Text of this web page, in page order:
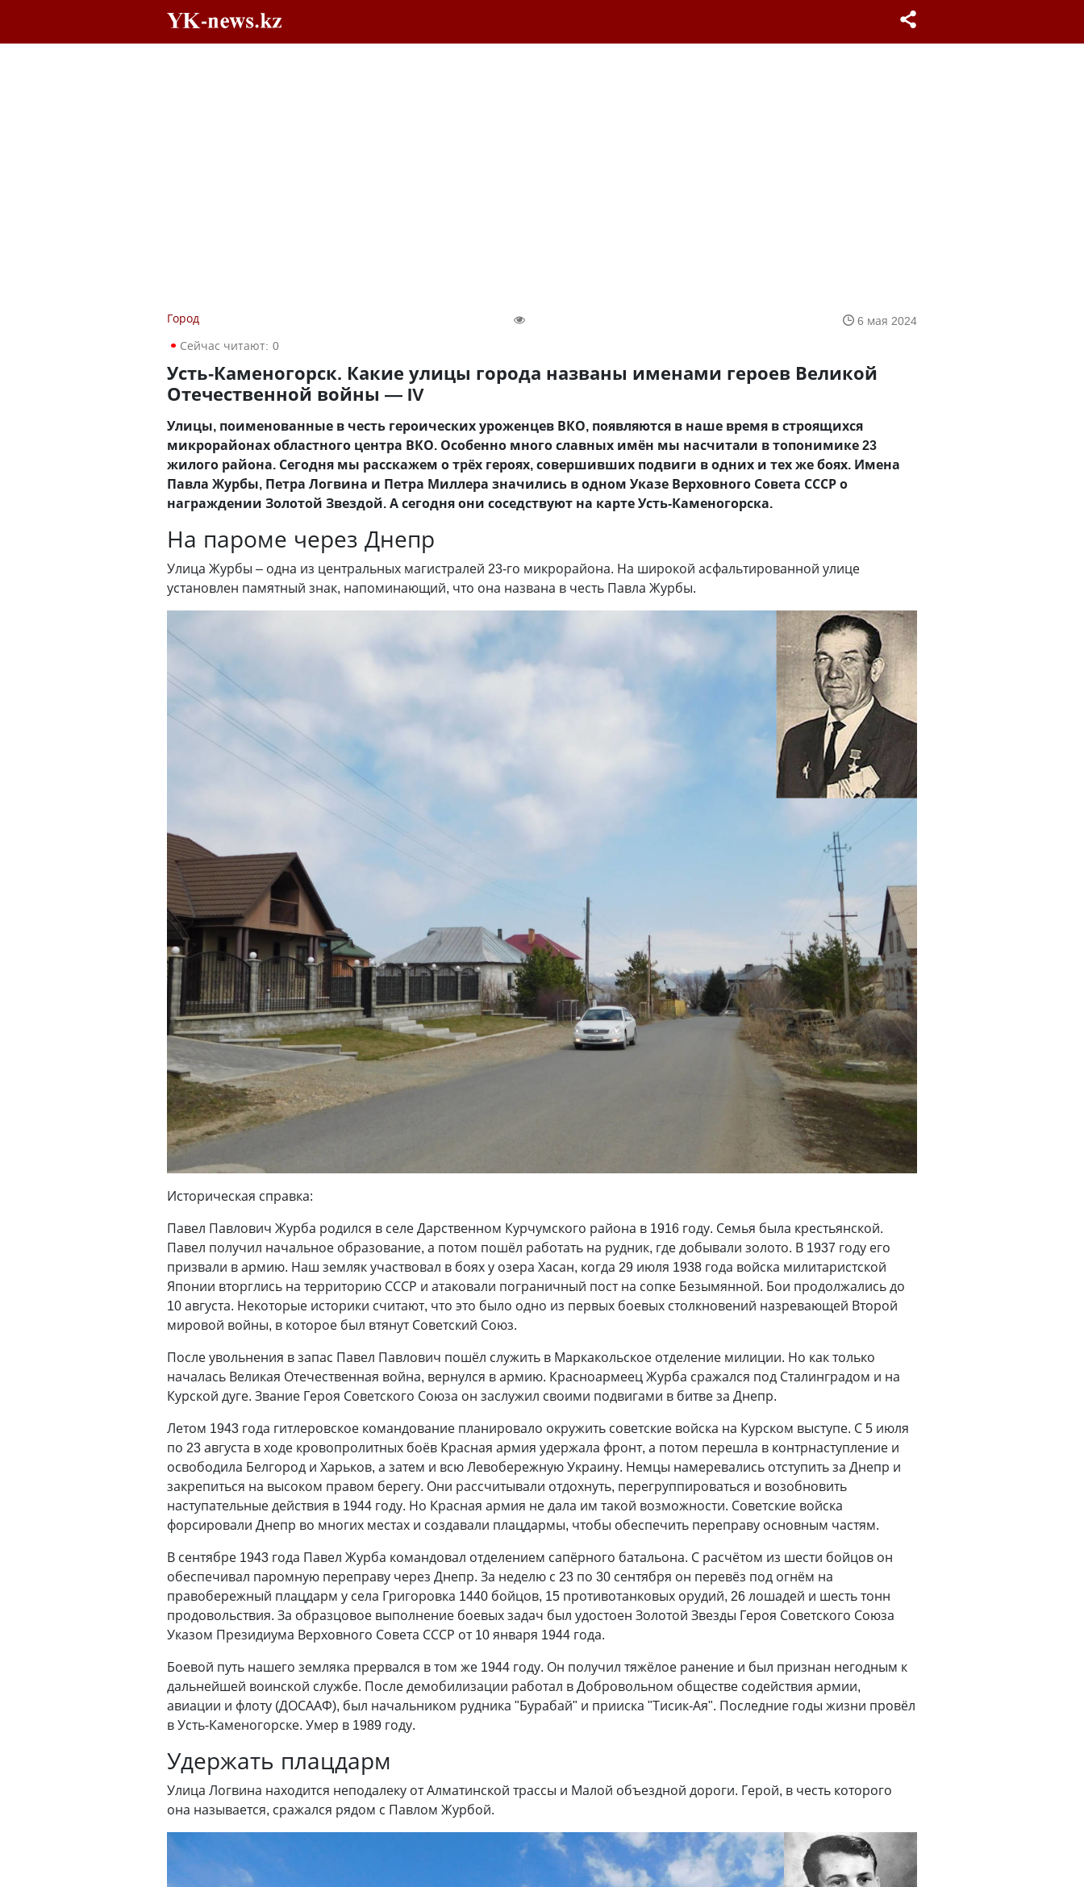
Город
6 мая 2024
Сейчас читают: 0
Усть-Каменогорск. Какие улицы города названы именами героев Великой
Отечественной войны — IV
Улицы, поименованные в честь героических уроженцев ВКО, появляются в наше время в строящихся
микрорайонах областного центра ВКО. Особенно много славных имён мы насчитали в топонимике 23
жилого района. Сегодня мы расскажем о трёх героях, совершивших подвиги в одних и тех же боях. Имена
Павла Журбы, Петра Логвина и Петра Миллера значились в одном Указе Верховного Совета СССР о
награждении Золотой Звездой. А сегодня они соседствуют на карте Усть-Каменогорска.
На пароме через Днепр
Улица Журбы – одна из центральных магистралей 23-го микрорайона. На широкой асфальтированной улице
установлен памятный знак, напоминающий, что она названа в честь Павла Журбы.
Историческая справка:
Павел Павлович Журба родился в селе Дарственном Курчумского района в 1916 году. Семья была крестьянской.
Павел получил начальное образование, а потом пошёл работать на рудник, где добывали золото. В 1937 году его
призвали в армию. Наш земляк участвовал в боях у озера Хасан, когда 29 июля 1938 года войска милитаристской
Японии вторглись на территорию СССР и атаковали пограничный пост на сопке Безымянной. Бои продолжались до
10 августа. Некоторые историки считают, что это было одно из первых боевых столкновений назревающей Второй
мировой войны, в которое был втянут Советский Союз.
После увольнения в запас Павел Павлович пошёл служить в Маркакольское отделение милиции. Но как только
началась Великая Отечественная война, вернулся в армию. Красноармеец Журба сражался под Сталинградом и на
Курской дуге. Звание Героя Советского Союза он заслужил своими подвигами в битве за Днепр.
Летом 1943 года гитлеровское командование планировало окружить советские войска на Курском выступе. С 5 июля
по 23 августа в ходе кровопролитных боёв Красная армия удержала фронт, а потом перешла в контрнаступление и
освободила Белгород и Харьков, а затем и всю Левобережную Украину. Немцы намеревались отступить за Днепр и
закрепиться на высоком правом берегу. Они рассчитывали отдохнуть, перегруппироваться и возобновить
наступательные действия в 1944 году. Но Красная армия не дала им такой возможности. Советские войска
форсировали Днепр во многих местах и создавали плацдармы, чтобы обеспечить переправу основным частям.
В сентябре 1943 года Павел Журба командовал отделением сапёрного батальона. С расчётом из шести бойцов он
обеспечивал паромную переправу через Днепр. За неделю с 23 по 30 сентября он перевёз под огнём на
правобережный плацдарм у села Григоровка 1440 бойцов, 15 противотанковых орудий, 26 лошадей и шесть тонн
продовольствия. За образцовое выполнение боевых задач был удостоен Золотой Звезды Героя Советского Союза
Указом Президиума Верховного Совета СССР от 10 января 1944 года.
Боевой путь нашего земляка прервался в том же 1944 году. Он получил тяжёлое ранение и был признан негодным к
дальнейшей воинской службе. После демобилизации работал в Добровольном обществе содействия армии,
авиации и флоту (ДОСААФ), был начальником рудника "Бурабай" и прииска "Тисик-Ая". Последние годы жизни провёл
в Усть-Каменогорске. Умер в 1989 году.
Удержать плацдарм
Улица Логвина находится неподалеку от Алматинской трассы и Малой объездной дороги. Герой, в честь которого
она называется, сражался рядом с Павлом Журбой.